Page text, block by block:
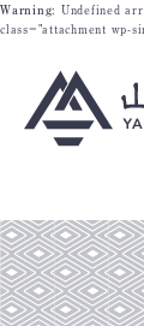
Warning: Undefined
class="attachment wp-